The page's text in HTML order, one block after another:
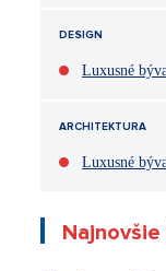
DESIGN
Luxusné
ARCHITEKTURA
Luxusné